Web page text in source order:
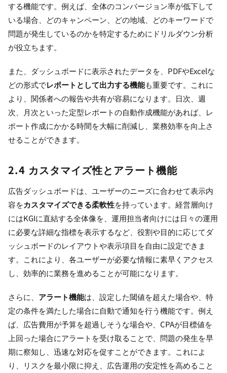
する機能です。例えば、全体のコンバージョン率が低下して
いる場合、どのキャンペーン、どの地域、どのキーワードで
問題が発生しているのかを特定するためにドリルダウン分析
が役立ちます。
また、ダッシュボードに表示されたデータを、PDFやExcelな
どの形式でレポートとして出力する機能も重要です。これに
より、関係者への報告や共有が容易になります。日次、週
次、月次といった定型レポートの自動作成機能があれば、レ
ポート作成にかかる時間を大幅に削減し、業務効率を向上さ
せることができます。
2.4 カスタマイズ性とアラート機能
広告ダッシュボードは、ユーザーのニーズに合わせて表示内
容をカスタマイズできる柔軟性を持っています。経営層向け
にはKGIに直結する全体像を、運用担当者向けには日々の運用
に必要な詳細な指標を表示するなど、役割や目的に応じてダ
ッシュボードのレイアウトや表示項目を自由に設定できま
す。これにより、各ユーザーが必要な情報に素早くアクセス
し、効率的に業務を進めることが可能になります。
さらに、 アラート機能は、設定した閾値を超えた場合や、特
定の条件を満たした場合に自動で通知を行う機能です。例え
ば、広告費用が予算を超過しそうな場合や、CPAが目標値を
上回った場合にアラートを受け取ることで、問題の発生を早
期に察知し、迅速な対応を促すことができます。これによ
り、リスクを最小限に抑え、広告運用の安定性を高めること